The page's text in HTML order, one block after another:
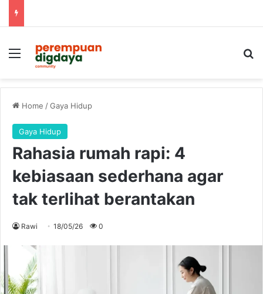
Menu
Home /Gaya Hidup
Gaya Hidup
Rahasia rumah rapi: 4
kebiasaan sederhana agar
tak terlihat berantakan
Rawi 18/05/26 0